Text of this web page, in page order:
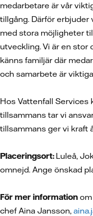
medarbetare är vår
tillgång. Därför erbjuder
med stora möjligheter
utveckling. Vi är en stor
känns familjär där
och samarbete är
Hos Vattenfall Services
tillsammans tar vi
tillsammans ger vi kraft
Placeringsort: Luleå,
omnejd. Ange önskad
För mer information
chef Aina Jansson,